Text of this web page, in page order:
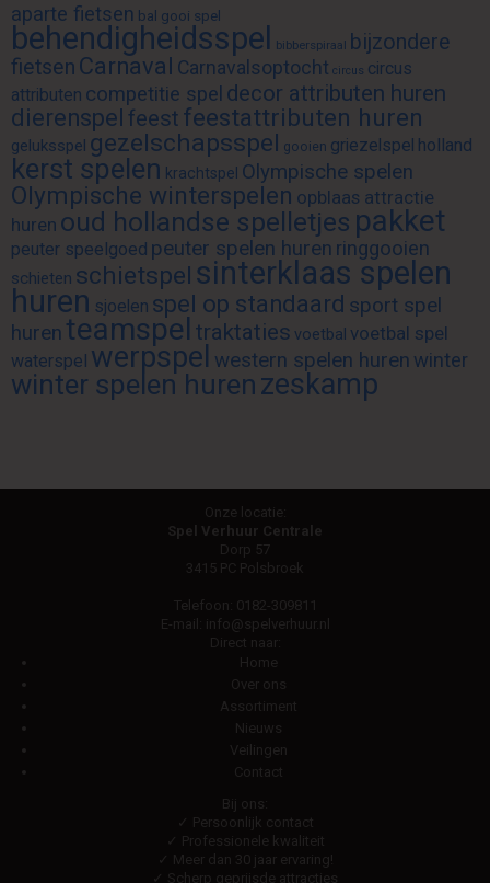
aparte fietsen bal gooi spel
behendigheidsspel bibberspiraal bijzondere
fietsen Carnaval Carnavalsoptocht circus circus
attributen competitie spel decor attributen huren
dierenspel feest feestattributen huren
geluksspel gezelschapsspel gooien griezelspel holland
kerst spelen krachtspel Olympische spelen
Olympische winterspelen opblaas attractie
huren oud hollandse spelletjes pakket
peuter speelgoed peuter spelen huren ringgooien
schieten schietspel sinterklaas spelen
huren sjoelen spel op standaard sport spel
huren teamspel traktaties voetbal voetbal spel
waterspel werpspel western spelen huren winter
winter spelen huren zeskamp
Onze locatie:
Spel Verhuur Centrale
Dorp 57
3415 PC Polsbroek
Telefoon: 0182-309811
E-mail: info@spelverhuur.nl
Direct naar:
Home
Over ons
Assortiment
Nieuws
Veilingen
Contact
Bij ons:
✓ Persoonlijk contact
✓ Professionele kwaliteit
✓ Meer dan 30 jaar ervaring!
✓ Scherp geprijsde attracties